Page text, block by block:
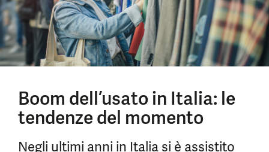
Boom dell’usato in Italia: le
tendenze del momento
Negli ultimi anni in Italia si è assistito